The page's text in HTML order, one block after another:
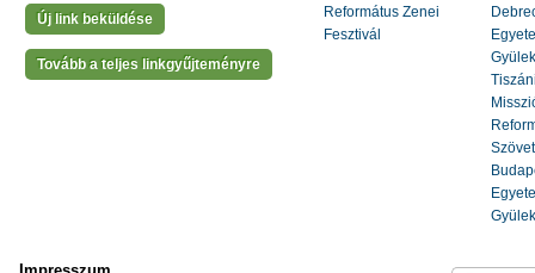
Új link beküldése
Tovább a teljes linkgyűjteményre
Református Zenei
Fesztivál